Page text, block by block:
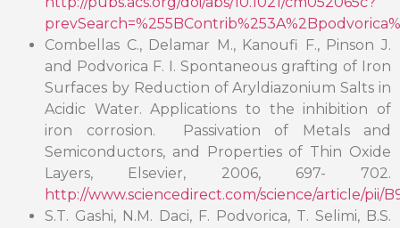
Combellas C., Delamar M., Kanoufi F., Pinson J.
and Podvorica F. I. Spontaneous grafting of Iron
Surfaces by Reduction of Aryldiazonium Salts in
Acidic Water. Applications to the inhibition of
iron corrosion. Passivation of Metals and
Semiconductors, and Properties of Thin Oxide
Layers, Elsevier, 2006, 697- 702.
http://www.sciencedirect.com/science/article/pii/
S.T. Gashi, N.M. Daci, F. Podvorica, T. Selimi, B.S.